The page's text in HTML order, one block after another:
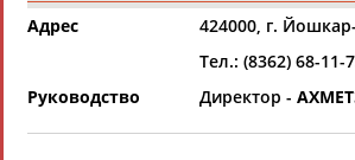
Региональные спортивные
СВОДНЫЕ ИНДЕКСЫ
Адрес
424000, г.
Тел.: (8362) 68-11-
Руководство
Директор -